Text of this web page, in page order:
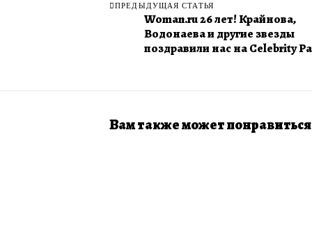
ПРЕДЫДУЩАЯ СТАТЬЯ
Woman.ru 26 лет! Крайнова,
Водонаева и другие звезды
поздравили нас на Celebrity
Вам также может понравиться